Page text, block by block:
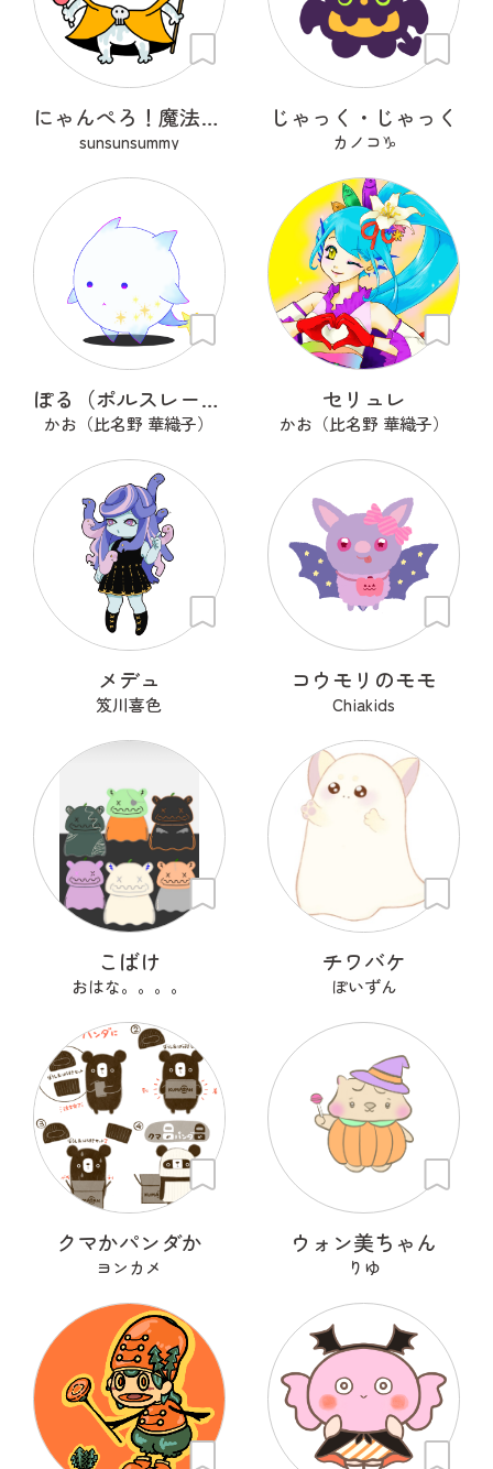
にゃんぺろ！魔法使いっ
sunsunsummy
じゃっく・じゃっく
カノコ♑
ぽる（ポルスレーヌ）
かお（比名野 華織子）
セリュレ
かお（比名野 華織子）
メデュ
笈川喜色
コウモリのモモ
Chiakids
こばけ
おはな。。。。
チワバケ
ぽいずん
クマかパンダか
ヨンカメ
ウォン美ちゃん
りゆ